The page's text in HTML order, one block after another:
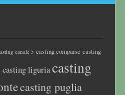
canale 5 casting comparse casting
casting liguriacasting
casting puglia